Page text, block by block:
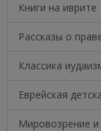
Книги на иврите
Рассказы о
Классика
Еврейская
Мировозрение